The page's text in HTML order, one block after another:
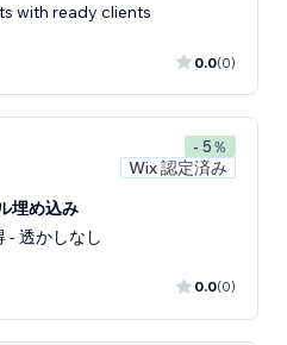
with ready clients
0.0(0)
- 5％
Wix 認定済み
埋め込み
- 透かしなし
0.0(0)